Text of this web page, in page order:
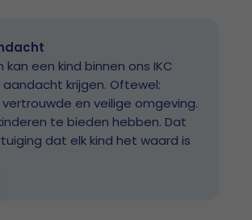
een kind binnen ons IKC
krijgen. Oftewel:
en veilige omgeving.
te bieden hebben. Dat
dat elk kind het waard is